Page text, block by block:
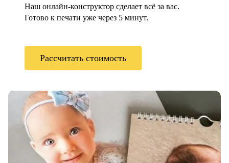
Наш онлайн-конструктор сделает всё за вас.
Готово к печати уже через 5 минут.
Рассчитать стоимость